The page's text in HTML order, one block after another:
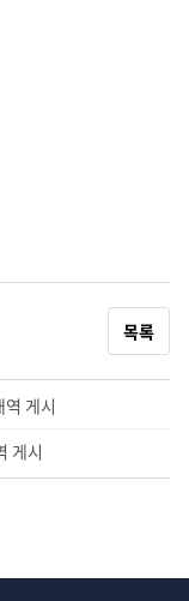
목록
게시
게시